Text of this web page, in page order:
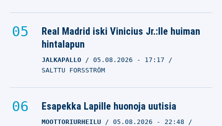
Real Madrid iski Vinicius Jr.:lle huiman
hintalapun
JALKAPALLO 05.08.2026 - 17:17
SALTTU FORSSTRÖM
Esapekka Lapille huonoja uutisia
MOOTTORIURHEILU 05.08.2026 - 22:48